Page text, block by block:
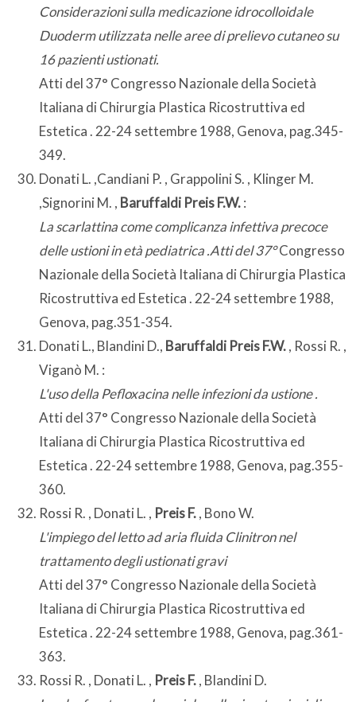
Considerazioni sulla medicazione idrocolloidale
Duoderm utilizzata nelle aree di prelievo cutaneo su
16 pazienti ustionati.
Atti del 37° Congresso Nazionale della Società
Italiana di Chirurgia Plastica Ricostruttiva ed
Estetica . 22-24 settembre 1988, Genova, pag.345-
349.
Donati L. ,Candiani P. , Grappolini S. , Klinger M.
,Signorini M. , Baruffaldi Preis F.W.:
La scarlattina come complicanza infettiva precoce
delle ustioni in età pediatrica .Atti del 37°Congresso
Nazionale della Società Italiana di Chirurgia Plastica
Ricostruttiva ed Estetica . 22-24 settembre 1988,
Genova, pag.351-354.
Donati L., Blandini D., Baruffaldi Preis F.W., Rossi R. ,
Viganò M. :
L'uso della Pefloxacina nelle infezioni da ustione .
Atti del 37° Congresso Nazionale della Società
Italiana di Chirurgia Plastica Ricostruttiva ed
Estetica . 22-24 settembre 1988, Genova, pag.355-
360.
Rossi R. , Donati L. , Preis F., Bono W.
L'impiego del letto ad aria fluida Clinitron nel
trattamento degli ustionati gravi
Atti del 37° Congresso Nazionale della Società
Italiana di Chirurgia Plastica Ricostruttiva ed
Estetica . 22-24 settembre 1988, Genova, pag.361-
363.
Rossi R. , Donati L. , Preis F., Blandini D.